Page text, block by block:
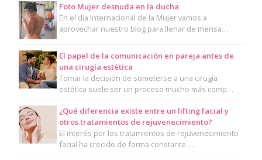
Foto Mujer desnuda en la ducha
En el día Internacional de la Mujer vamos a
aprovechar nuestro blog para llenar de mensa…
El papel de la comunicación en pareja antes de
una cirugía estética
Tomar la decisión de someterse a una cirugía
estética suele ser un proceso mucho más comp…
¿Qué diferencia existe entre un lifting facial y
otros tratamientos de rejuvenecimiento?
El interés por los tratamientos de rejuvenecimiento
facial ha crecido de forma constante …